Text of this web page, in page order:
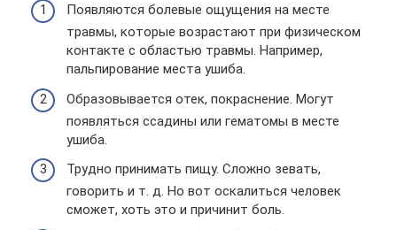
Появляются болевые ощущения на месте
травмы, которые возрастают при физическом
контакте с областью травмы. Например,
пальпирование места ушиба.
Образовывается отек, покраснение. Могут
появляться ссадины или гематомы в месте
ушиба.
Трудно принимать пищу. Сложно зевать,
говорить и т. д. Но вот оскалиться человек
сможет, хоть это и причинит боль.